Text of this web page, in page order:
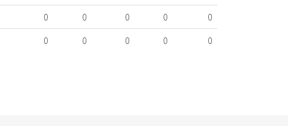
0 0 0 0
0
0 0 0 0 0